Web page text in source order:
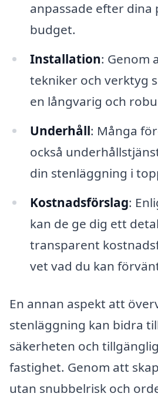
anpassade efter dina
budget.
Installation: Genom
tekniker och verktyg
en långvarig och
Underhåll: Många
också
din stenläggning i
Kostnadsförslag:
kan de ge dig ett
transparent
vet vad du kan
En annan aspekt att
stenläggning kan bidra
säkerheten och
fastighet. Genom att
utan snubbelrisk och